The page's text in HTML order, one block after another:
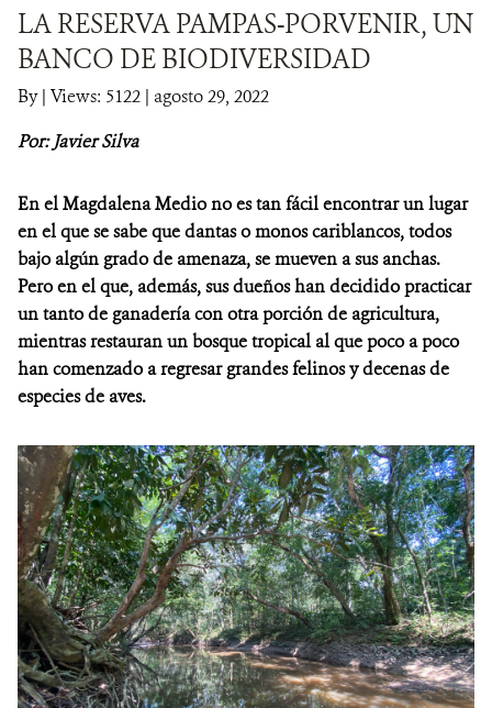
LÍNEAS DE ACCIÓN
MICROSITIOS
WCS VISUAL
PUBLICACIONES
ALIADOS Y ALIANZAS
COBERTURA EN MEDIOS DE COMUNICACIÓN
MECANISMO DE ATENCIÓN DE QUEJAS Y RECLAMOS
DONA
LA RESERVA PAMPAS-PORVENIR, UN
BANCO DE BIODIVERSIDAD
By| Views: 5122 | agosto 29, 2022
Por: Javier Silva
En el Magdalena Medio no es tan fácil encontrar un lugar
en el que se sabe que dantas o monos cariblancos, todos
bajo algún grado de amenaza, se mueven a sus anchas.
Pero en el que, además, sus dueños han decidido practicar
un tanto de ganadería con otra porción de agricultura,
mientras restauran un bosque tropical al que poco a poco
han comenzado a regresar grandes felinos y decenas de
especies de aves.